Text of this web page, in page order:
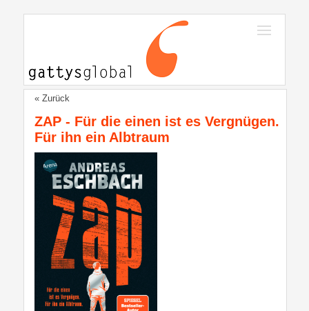
« Zurück
ZAP - Für die einen ist es Vergnügen.
Für ihn ein Albtraum